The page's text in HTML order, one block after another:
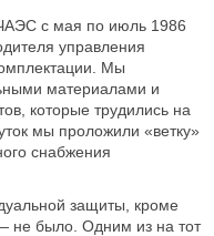
с мая по июль 1986
управления
Мы
материалами и
которые трудились на
мы проложили «ветку»
снабжения
защиты, кроме
не было. Одним из на тот